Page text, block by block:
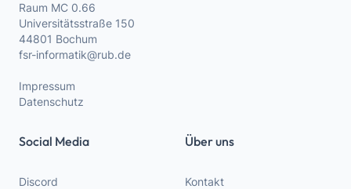
Raum MC 0.66
Universitätsstraße 150
44801 Bochum
fsr-informatik@rub.de
Impressum
Datenschutz
Social Media
Discord
Über uns
Kontakt